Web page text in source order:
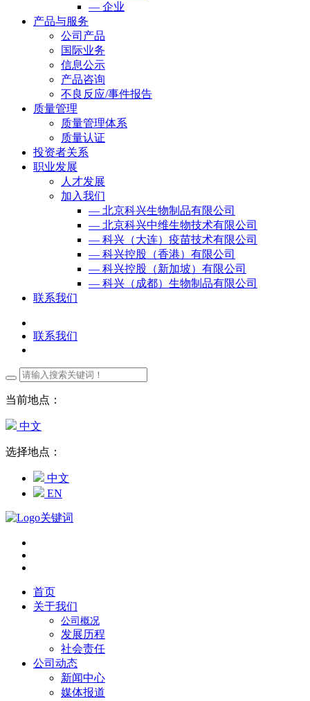
— 企业
产品与服务
公司产品
国际业务
信息公示
产品咨询
不良反应/事件报告
质量管理
质量管理体系
质量认证
投资者关系
职业发展
人才发展
加入我们
— 北京科兴生物制品有限公司
— 北京科兴中维生物技术有限公司
— 科兴（大连）疫苗技术有限公司
— 科兴控股（香港）有限公司
— 科兴控股（新加坡）有限公司
— 科兴（成都）生物制品有限公司
联系我们
联系我们
当前地点：
中文
选择地点：
中文
EN
首页
关于我们
公司概况
发展历程
社会责任
公司动态
新闻中心
媒体报道